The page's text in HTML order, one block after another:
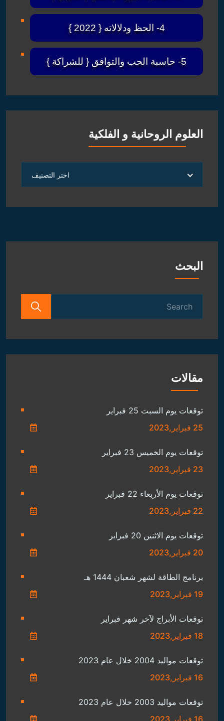
4- الحظ ودلالاته { 2022 }
5- حاسبة الحب والتوافق { للشراكة }
العلوم الروحانية و الفلكية
الروحانية
الفلكية
اختر التصنيف
البحث
مقالات
توقعات يوم السبت 25 فبراير
25 فبراير,2023
توقعات يوم الخميس 23 فبراير
23 فبراير,2023
توقعات يوم الأربعاء 22 فبراير
22 فبراير,2023
توقعات يوم الاثنين 20 فبراير
20 فبراير,2023
برنامج الطاقة لشهر شعبان 1444 هـ
19 فبراير,2023
توقعات الأبراج لآخر شهر فبراير
18 فبراير,2023
توقعات مواليد 2004 خلال عام 2023
16 فبراير,2023
توقعات مواليد 2003 خلال عام 2023
16 فبراير,2023